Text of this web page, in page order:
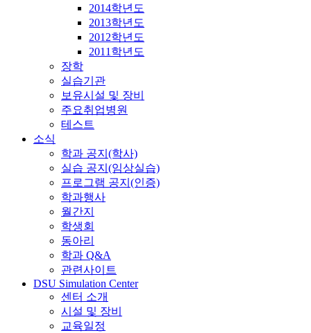
2014학년도
2013학년도
2012학년도
2011학년도
장학
실습기관
보유시설 및 장비
주요취업병원
테스트
소식
학과 공지(학사)
실습 공지(임상실습)
프로그램 공지(인증)
학과행사
월간지
학생회
동아리
학과 Q&A
관련사이트
DSU Simulation Center
센터 소개
시설 및 장비
교육일정